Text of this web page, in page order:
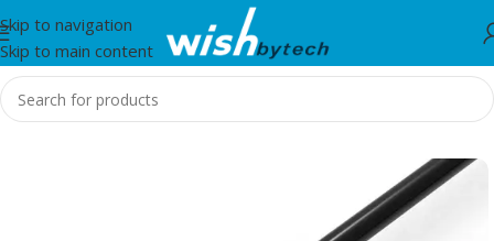
Skip to navigation
Skip to main content
Home/HP